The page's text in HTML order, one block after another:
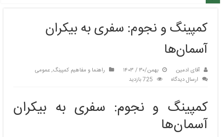
کمپینگ و نجوم: سفری به بیکران
آسمان‌ها
آقای ادمین بهمن/۳۰ / ۱۴۰۳ راهنما و مفاهیم کمپینگ,عمومی
ارسال دیدگاه
725 بازدید
کمپینگ و نجوم: سفری به بیکران
آسمان‌ها